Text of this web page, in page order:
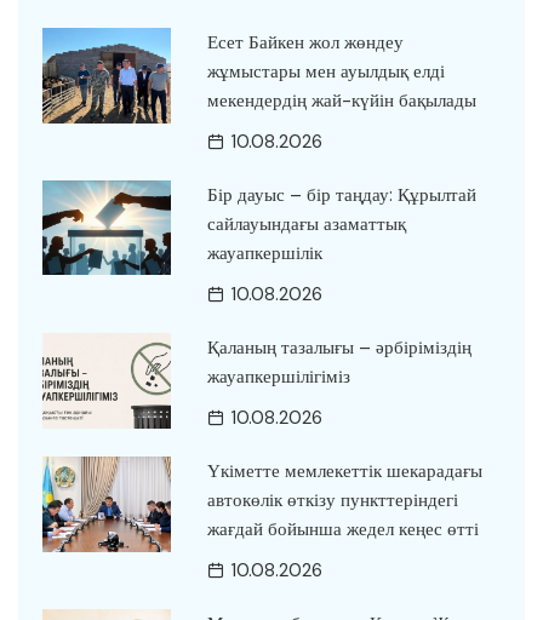
Есет Байкен жол жөндеу
жұмыстары мен ауылдық елді
мекендердің жай-күйін бақылады
10.08.2026
Бір дауыс – бір таңдау: Құрылтай
сайлауындағы азаматтық
жауапкершілік
10.08.2026
Қаланың тазалығы – әрбіріміздің
жауапкершілігіміз
10.08.2026
Үкіметте мемлекеттік шекарадағы
автокөлік өткізу пункттеріндегі
жағдай бойынша жедел кеңес өтті
10.08.2026